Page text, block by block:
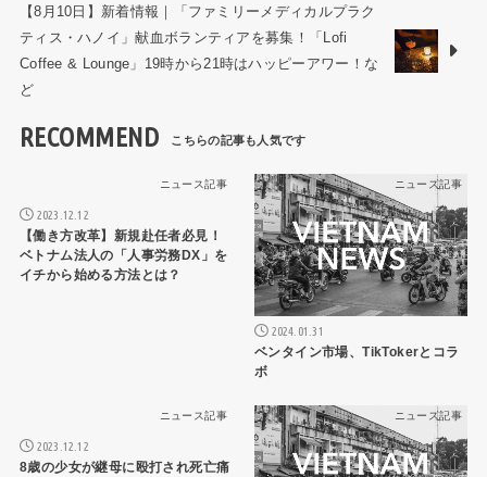
【8月10日】新着情報｜「ファミリーメディカルプラク
ティス・ハノイ」献血ボランティアを募集！「Lofi
Coffee & Lounge」19時から21時はハッピーアワー！な
ど
RECOMMEND
ニュース記事
2023.12.12
【働き方改革】新規赴任者必見！
ベトナム法人の「人事労務DX」を
イチから始める方法とは？
ニュース記事
2024.01.31
ベンタイン市場、TikTokerとコラ
ボ
ニュース記事
2023.12.12
8歳の少女が継母に殴打され死亡痛
ニュース記事